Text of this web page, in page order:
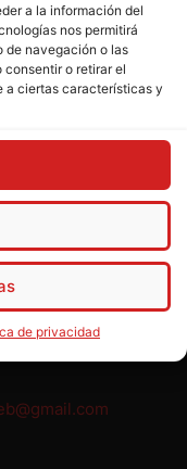
a la información del
nos permitirá
de navegación o las
o retirar el
a ciertas características y
de privacidad
Rosa Puch
Wikipedia
o ayudas públicas o
redactores y
alguna. Realizamos
a la verdad y a la
divulgando nuestro
sugiriendo temas
o asunto de interés.